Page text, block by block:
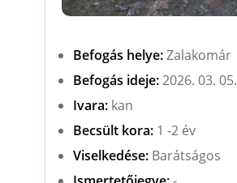
Befogás helye:Zalakomár
Befogás ideje:2026. 03. 05.
Ivara:kan
Becsült kora:1 -2 év
Viselkedése:Barátságos